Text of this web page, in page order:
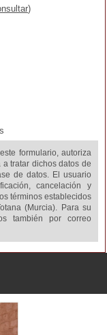
)
formulario, autoriza
a tratar dichos datos de
de datos. El usuario
cancelación y
términos establecidos
(Murcia) . Para su
también por correo